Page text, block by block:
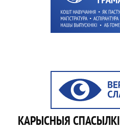
КАРЫСНЫЯ СПАСЫЛКІ